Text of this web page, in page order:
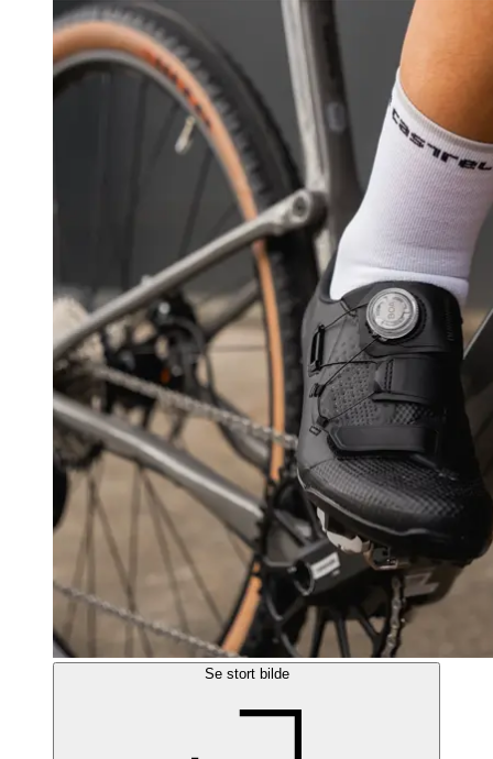
Se stort bilde